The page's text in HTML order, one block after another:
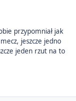
przypomniał jak
jeszcze jedno
jeden rzut na to